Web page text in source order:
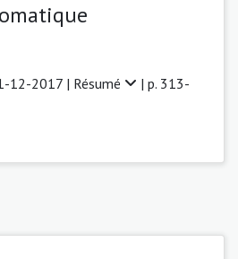
12-2017 | Résumé
| p. 313-